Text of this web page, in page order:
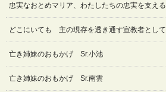
忠実なおとめマリア、わたしたちの忠実を支える
どこにいても 主の現存を透き通す宣教者として
亡き姉妹のおもかげ Sr.小池
亡き姉妹のおもかげ Sr.南雲